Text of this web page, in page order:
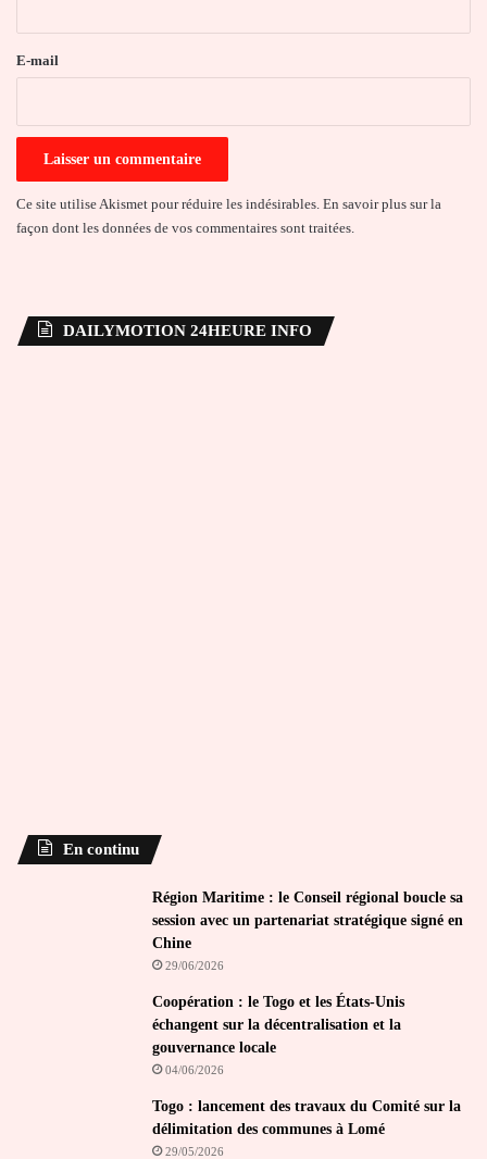
e
E-mail
Ce site utilise Akismet pour réduire les indésirables. En savoir plus sur la
façon dont les données de vos commentaires sont traitées
DAILYMOTION 24HEURE INFO
En continu
Région Maritime : le Conseil régional boucle sa
session avec un partenariat stratégique signé en
Chine
29/06/2026
Coopération : le Togo et les États-Unis
échangent sur la décentralisation et la
gouvernance locale
04/06/2026
Togo : lancement des travaux du Comité sur la
délimitation des communes à Lomé
29/05/2026